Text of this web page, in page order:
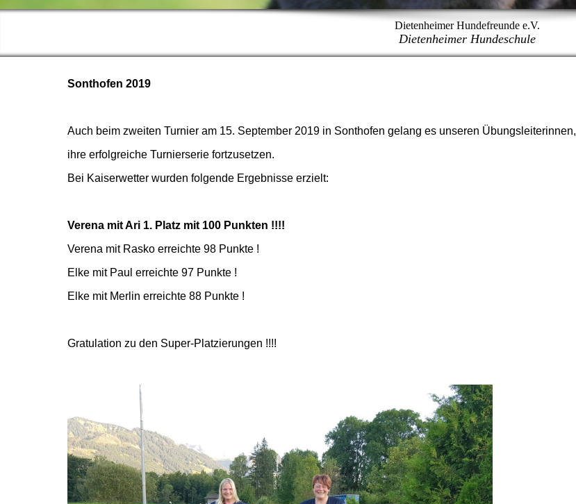
Dietenheimer Hundefreunde e.V.
Dietenheimer Hundeschule
Sonthofen 2019
Auch beim zweiten Turnier am 15. September 2019 in Sonthofen gelang es unseren Übungsleiterinnen,
ihre erfolgreiche Turnierserie fortzusetzen.
Bei Kaiserwetter wurden folgende Ergebnisse erzielt:
Verena mit Ari 1. Platz mit 100 Punkten !!!!
Verena mit Rasko erreichte 98 Punkte !
Elke mit Paul erreichte 97 Punkte !
Elke mit Merlin erreichte 88 Punkte !
Gratulation zu den Super-Platzierungen !!!!